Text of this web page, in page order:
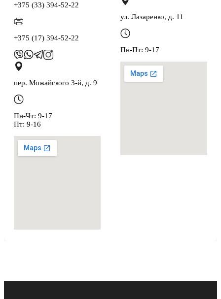
+375 (33) 394-52-22
+375 (17) 394-52-22
пер. Можайского 3-й, д. 9
Пн-Чт: 9-17
Пт: 9-16
ул. Лазаренко, д. 11
Пн-Пт: 9-17